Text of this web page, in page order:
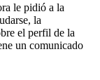
le pidió a la
la
el perfil de la
un comunicado